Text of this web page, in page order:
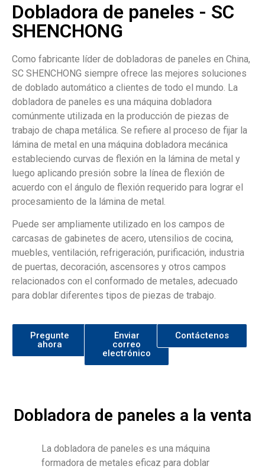
Dobladora de paneles - SC
SHENCHONG
Como fabricante líder de dobladoras de paneles en China,
SC SHENCHONG siempre ofrece las mejores soluciones
de doblado automático a clientes de todo el mundo. La
dobladora de paneles es una máquina dobladora
comúnmente utilizada en la producción de piezas de
trabajo de chapa metálica. Se refiere al proceso de fijar la
lámina de metal en una máquina dobladora mecánica
estableciendo curvas de flexión en la lámina de metal y
luego aplicando presión sobre la línea de flexión de
acuerdo con el ángulo de flexión requerido para lograr el
procesamiento de la lámina de metal.
Puede ser ampliamente utilizado en los campos de
carcasas de gabinetes de acero, utensilios de cocina,
muebles, ventilación, refrigeración, purificación, industria
de puertas, decoración, ascensores y otros campos
relacionados con el conformado de metales, adecuado
para doblar diferentes tipos de piezas de trabajo.
Pregunte
ahora
Enviar
correo
electrónico
Contáctenos
Dobladora de paneles a la venta
La dobladora de paneles es una máquina
formadora de metales eficaz para doblar